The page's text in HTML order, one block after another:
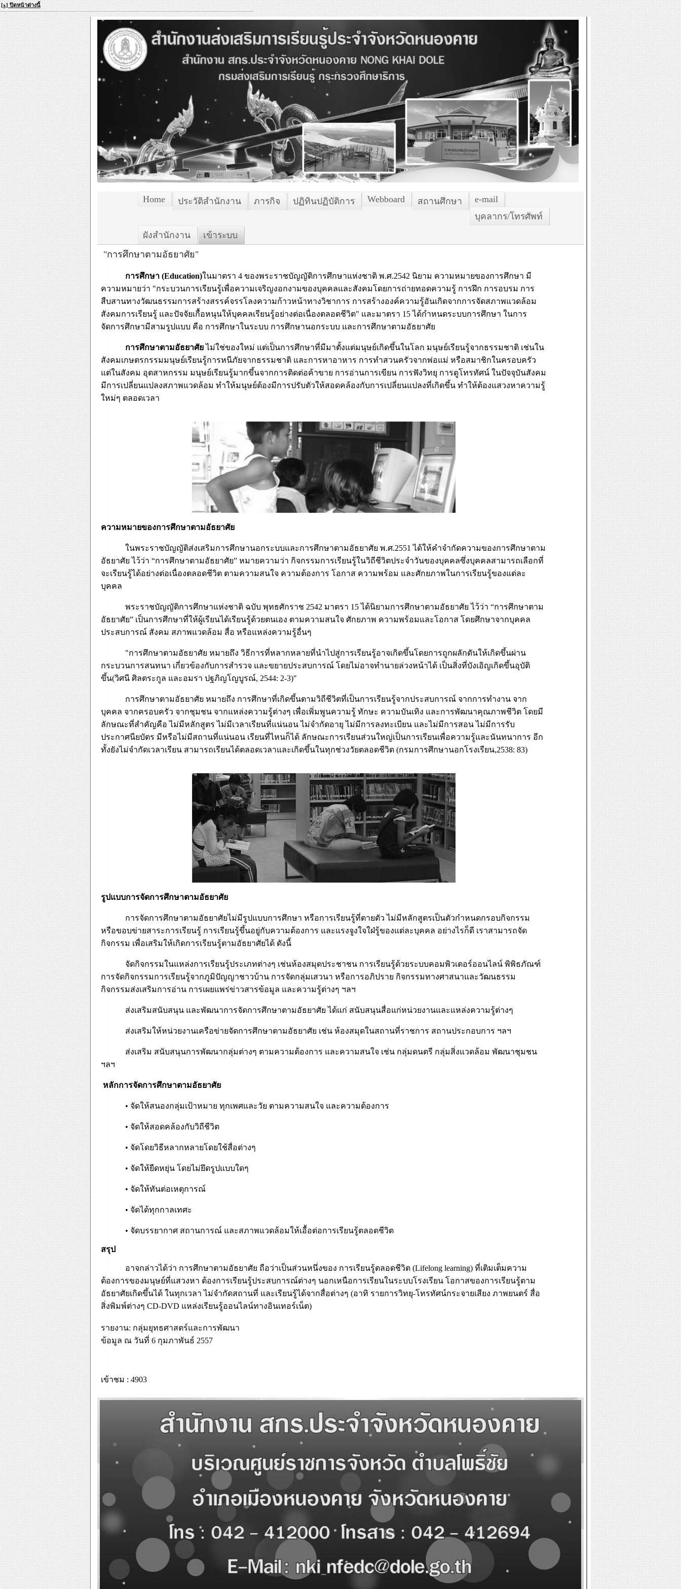
[x] ปิดหน้าต่างนี้
Home ประวัติสำนักงาน ภารกิจ ปฏิทินปฏิบัติการ Webboard สถานศึกษา
e-mail
บุคลากร/โทรศัพท์
ผังสำนักงาน
เข้าระบบ
"การศึกษาตามอัธยาศัย"
การศึกษา (Education)ในมาตรา 4 ของพระราชบัญญัติการศึกษาแห่งชาติ พ.ศ.2542 นิยาม ความหมายของการศึกษา มี
ความหมายว่า "กระบวนการเรียนรู้เพื่อความเจริญงอกงามของบุคคลและสังคมโดยการถ่ายทอดความรู้ การฝึก การอบรม การ
สืบสานทางวัฒนธรรมการสร้างสรรค์จรรโลงความก้าวหน้าทางวิชาการ การสร้างองค์ความรู้อันเกิดจากการจัดสภาพแวดล้อม
สังคมการเรียนรู้ และปัจจัยเกื้อหนุนให้บุคคลเรียนรู้อย่างต่อเนื่องตลอดชีวิต" และมาตรา 15ได้กำหนดระบบการศึกษา ในการ
จัดการศึกษามีสามรูปแบบ คือ การศึกษาในระบบ การศึกษานอกระบบ และการศึกษาตามอัธยาศัย
การศึกษาตามอัธยาศัยไม่ใช่ของใหม่ แต่เป็นการศึกษาที่มีมาตั้งแต่มนุษย์เกิดขึ้นในโลก มนุษย์เรียนรู้จากธรรมชาติ เช่นใน
สังคมเกษตรกรรมมนุษย์เรียนรู้การหนีภัยจากธรรมชาติ และการหาอาหาร การทำสวนครัวจากพ่อแม่ หรือสมาชิกในครอบครัว
แต่ในสังคม อุตสาหกรรม มนุษย์เรียนรู้มากขึ้นจากการติดต่อค้าขาย การอ่านการเขียน การฟังวิทยุ การดูโทรทัศน์ ในปัจจุบันสังคม
มีการเปลี่ยนแปลงสภาพแวดล้อม ทำให้มนุษย์ต้องมีการปรับตัวให้สอดคล้องกับการเปลี่ยนแปลงที่เกิดขึ้น ทำให้ต้องแสวงหาความรู้
ใหม่ๆ ตลอดเวลา
ความหมายของการศึกษาตามอัธยาศัย
ในพระราชบัญญัติส่งเสริมการศึกษานอกระบบและการศึกษาตามอัธยาศัย พ.ศ.2551 ได้ให้คำจำกัดความของการศึกษาตาม
อัธยาศัย ไว้ว่า “การศึกษาตามอัธยาศัย” หมายความว่า กิจกรรมการเรียนรู้ในวิถีชีวิตประจำวันของบุคคลซึ่งบุคคลสามารถเลือกที่
จะเรียนรู้ได้อย่างต่อเนื่องตลอดชีวิต ตามความสนใจ ความต้องการ โอกาส ความพร้อม และศักยภาพในการเรียนรู้ของแต่ละ
บุคคล
พระราชบัญญัติการศึกษาแห่งชาติ ฉบับ พุทธศักราช 2542 มาตรา 15ได้นิยามการศึกษาตามอัธยาศัย ไว้ว่า “การศึกษาตาม
อัธยาศัย” เป็นการศึกษาที่ให้ผู้เรียนได้เรียนรู้ด้วยตนเอง ตามความสนใจ ศักยภาพ ความพร้อมและโอกาส โดยศึกษาจากบุคคล
ประสบการณ์ สังคม สภาพแวดล้อม สื่อ หรือแหล่งความรู้อื่นๆ
"การศึกษาตามอัธยาศัย หมายถึง วิธีการที่หลากหลายที่นำไปสู่การเรียนรู้อาจเกิดขึ้นโดยการถูกผลักดันให้เกิดขึ้นผ่าน
กระบวนการสนทนา เกี่ยวข้องกับการสำรวจ และขยายประสบการณ์ โดยไม่อาจทำนายล่วงหน้าได้ เป็นสิ่งที่บังเอิญเกิดขึ้นอุบัติ
ขึ้น(วิศนี ศิลตระกูล และอมรา ปฐภิญโญบูรณ์, 2544: 2-3)"
การศึกษาตามอัธยาศัย หมายถึง การศึกษาที่เกิดขึ้นตามวิถีชีวิตที่เป็นการเรียนรู้จากประสบการณ์ จากการทำงาน จาก
บุคคล จากครอบครัว จากชุมชน จากแหล่งความรู้ต่างๆ เพื่อเพิ่มพูนความรู้ ทักษะ ความบันเทิง และการพัฒนาคุณภาพชีวิต โดยมี
ลักษณะที่สำคัญคือ ไม่มีหลักสูตร ไม่มีเวลาเรียนที่แน่นอน ไม่จำกัดอายุ ไม่มีการลงทะเบียน และไม่มีการสอน ไม่มีการรับ
ประกาศนียบัตร มีหรือไม่มีสถานที่แน่นอน เรียนที่ไหนก็ได้ ลักษณะการเรียนส่วนใหญ่เป็นการเรียนเพื่อความรู้และนันทนาการ อีก
ทั้งยังไม่จำกัดเวลาเรียน สามารถเรียนได้ตลอดเวลาและเกิดขึ้นในทุกช่วงวัยตลอดชีวิต (กรมการศึกษานอกโรงเรียน,2538: 83)
รูปแบบการจัดการศึกษาตามอัธยาศัย
การจัดการศึกษาตามอัธยาศัยไม่มีรูปแบบการศึกษา หรือการเรียนรู้ที่ตายตัว ไม่มีหลักสูตรเป็นตัวกำหนดกรอบกิจกรรม
หรือขอบข่ายสาระการเรียนรู้ การเรียนรู้ขึ้นอยู่กับความต้องการ และแรงจูงใจใฝ่รู้ของแต่ละบุคคล อย่างไรก็ดี เราสามารถจัด
กิจกรรม เพื่อเสริมให้เกิดการเรียนรู้ตามอัธยาศัยได้ ดังนี้
จัดกิจกรรมในแหล่งการเรียนรู้ประเภทต่างๆ เช่นห้องสมุดประชาชน การเรียนรู้ด้วยระบบคอมพิวเตอร์ออนไลน์ พิพิธภัณฑ์
การจัดกิจกรรมการเรียนรู้จากภูมิปัญญาชาวบ้าน การจัดกลุ่มเสวนา หรือการอภิปราย กิจกรรมทางศาสนาและวัฒนธรรม
กิจกรรมส่งเสริมการอ่าน การเผยแพร่ข่าวสารข้อมูล และความรู้ต่างๆ ฯลฯ
ส่งเสริมสนับสนุน และพัฒนาการจัดการศึกษาตามอัธยาศัย ได้แก่ สนับสนุนสื่อแก่หน่วยงานและแหล่งความรู้ต่างๆ
ส่งเสริมให้หน่วยงานเครือข่ายจัดการศึกษาตามอัธยาศัย เช่น ห้องสมุดในสถานที่ราชการ สถานประกอบการ ฯลฯ
ส่งเสริม สนับสนุนการพัฒนากลุ่มต่างๆ ตามความต้องการ และความสนใจ เช่น กลุ่มดนตรี กลุ่มสิ่งแวดล้อม พัฒนาชุมชน
ฯลฯ
หลักการจัดการศึกษาตามอัธยาศัย
• จัดให้สนองกลุ่มเป้าหมาย ทุกเพศและวัย ตามความสนใจ และความต้องการ
• จัดให้สอดคล้องกับวิถีชีวิต
• จัดโดยวิธีหลากหลายโดยใช้สื่อต่างๆ
• จัดให้ยืดหยุ่น โดยไม่ยึดรูปแบบใดๆ
• จัดให้ทันต่อเหตุการณ์
• จัดได้ทุกกาลเทศะ
• จัดบรรยากาศ สถานการณ์ และสภาพแวดล้อมให้เอื้อต่อการเรียนรู้ตลอดชีวิต
สรุป
อาจกล่าวได้ว่า การศึกษาตามอัธยาศัย ถือว่าเป็นส่วนหนึ่งของ การเรียนรู้ตลอดชีวิต (Lifelong learning) ที่เติมเต็มความ
ต้องการของมนุษย์ที่แสวงหา ต้องการเรียนรู้ประสบการณ์ต่างๆ นอกเหนือการเรียนในระบบโรงเรียน โอกาสของการเรียนรู้ตาม
อัธยาศัยเกิดขึ้นได้ ในทุกเวลา ไม่จำกัดสถานที่ และเรียนรู้ได้จากสื่อต่างๆ (อาทิ รายการวิทยุ-โทรทัศน์กระจายเสียง ภาพยนตร์ สื่อ
สิ่งพิมพ์ต่างๆ CD-DVD แหล่งเรียนรู้ออนไลน์ทางอินเทอร์เน็ต)
รายงาน: กลุ่มยุทธศาสตร์และการพัฒนา
ข้อมูล ณ วันที่ 6 กุมภาพันธ์ 2557
เข้าชม : 4903